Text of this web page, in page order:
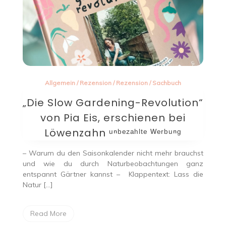
Allgemein/ Rezension/ Rezension/ Sachbuch
„Die Slow Gardening-Revolution“
von Pia Eis, erschienen bei
Löwenzahn ᵘⁿᵇᵉᶻᵃʰˡᵗᵉ ᵂᵉʳᵇᵘⁿᵍ
– Warum du den Saisonkalender nicht mehr brauchst
und wie du durch Naturbeobachtungen ganz
entspannt Gärtner kannst – Klappentext: Lass die
Natur […]
Read More